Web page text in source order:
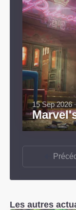
15 Sep 2026
Les autres